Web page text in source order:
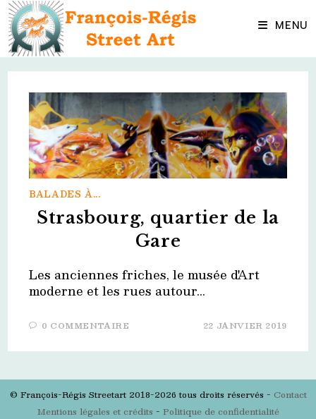
Skip
content MENU
BALADES À...
Strasbourg, quartier de la
Gare
Les anciennes friches, le musée d'Art
moderne et les rues autour...
0 COMMENTAIRE 22 JANVIER 2019
© François-Régis Streetart 2018-2026 tous droits réservés - Contact
Mentions légales et crédits - Politique de confidentialité